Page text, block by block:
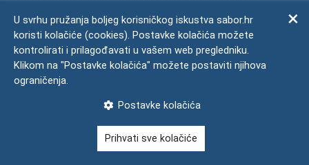
vrednote i moralne norme. To se podjednako odnosi na
obiteljski i školski odgoj, na profesionalnu, radnu i
poslovnu etiku. Poremećaji u sustavu vrijednosti rađali
su bijegom ili apatičnošću mudrih i sposobnih, a
napredovanjem nesposobnih i bezobzirnih karijerista.
će težak i dugotrajan posao ali ga treba odmah započeti
u svim sferama i porama života.
U svrhu pružanja boljeg korisničkog iskustva sabor.hr
koristi kolačiće (cookies). Postavke kolačića možete
kontrolirati i prilagođavati u vašem web pregledniku.
Klikom na "Postavke kolačića" možete postaviti njihova
ograničenja.
Postavke kolačića
Prihvati sve kolačiće